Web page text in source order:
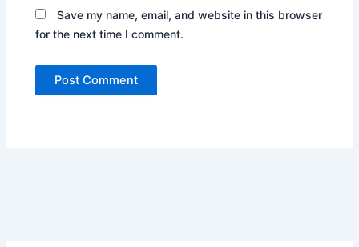
Save my name, email, and website in this browser
for the next time I comment.